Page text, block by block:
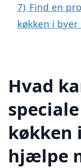
7) Find en
køkken i
Hvad
køkken
hjælpe